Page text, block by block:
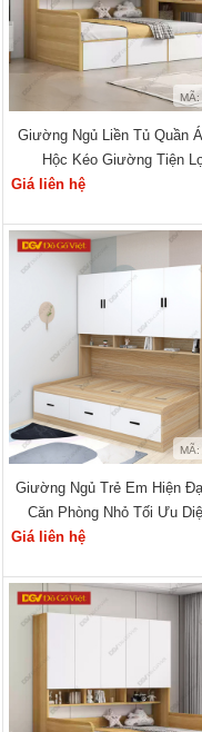
Giường Ngủ Liền Tủ Quần
Hộc Kéo Giường Tiện
Giá liên hệ
Giường Ngủ Trẻ Em Hiện
Căn Phòng Nhỏ Tối Ưu
Giá liên hệ